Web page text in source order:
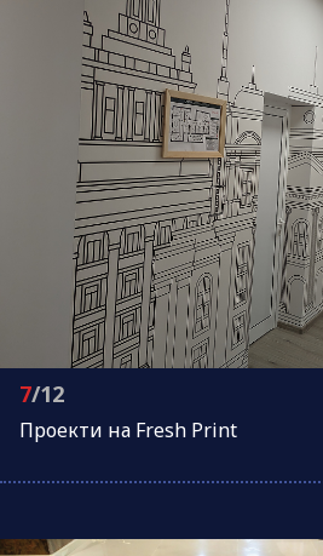
7/12
Проeкти на Fresh Print